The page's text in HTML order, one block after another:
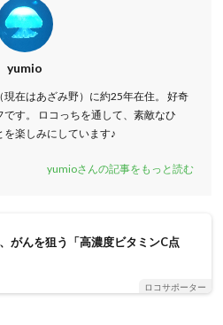
yumio
在はあざみ野）に約25年在住。 好奇
す。 ロコっちを通して、素敵なひ
楽しみにしています♪
yumioさんの記事をもっと読む
がんを狙う「高濃度ビタミンC点
ロコサポーター